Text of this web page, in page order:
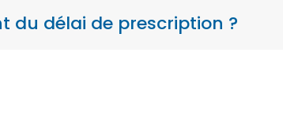
du délai de prescription ?